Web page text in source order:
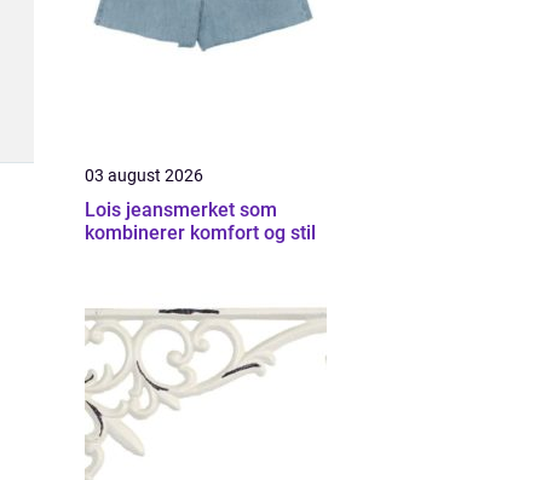
03 august 2026
Lois jeansmerket som
kombinerer komfort og stil